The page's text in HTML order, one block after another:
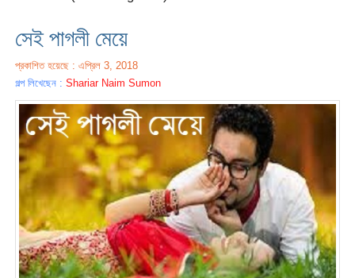
সেই পাগলী মেয়ে
প্রকাশিত হয়েছে : এপ্রিল 3, 2018
গল্প লিখেছেন :Shariar Naim Sumon